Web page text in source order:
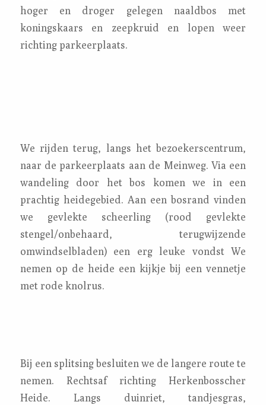
hoger en droger gelegen naaldbos met
koningskaars en zeepkruid en lopen weer
richting parkeerplaats.
We rijden terug, langs het bezoekerscentrum,
naar de parkeerplaats aan de Meinweg. Via een
wandeling door het bos komen we in een
prachtig heidegebied. Aan een bosrand vinden
we gevlekte scheerling (rood gevlekte
stengel/onbehaard, terugwijzende
omwindselbladen) een erg leuke vondst We
nemen op de heide een kijkje bij een vennetje
met rode knolrus.
Bij een splitsing besluiten we de langere route te
nemen. Rechtsaf richting Herkenbosscher
Heide. Langs duinriet, tandjesgras,